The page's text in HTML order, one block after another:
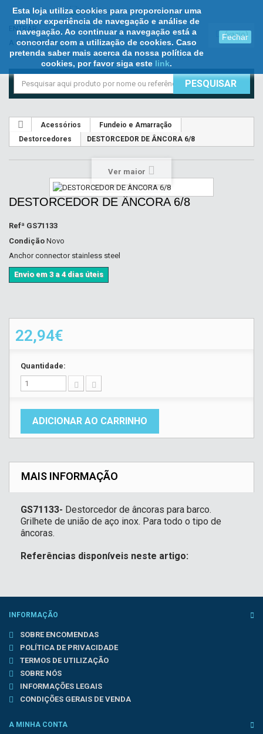
Esta loja utiliza cookies para proporcionar uma
melhor experiência de navegação e análise de
navegação. Ao continuar a navegação está a
concordar com a utilização de cookies. Caso
pretenda saber mais acerca da nossa política de
cookies, por favor siga este link.
Fechar
(vazio)
ENTRAR
A SUA CONTA
PESQUISAR
Acessórios
Fundeio e Amarração
Destorcedores
DESTORCEDOR DE ÂNCORA 6/8
Ver maior
DESTORCEDOR DE ÂNCORA 6/8
Refª GS71133
Condição Novo
Anchor connector stainless steel
Envio em 3 a 4 dias úteis
22,94€
Quantidade:
ADICIONAR AO CARRINHO
MAIS INFORMAÇÃO
GS71133- Destorcedor de âncoras para barco.
Grilhete de união de aço inox. Para todo o tipo de
âncoras.
Referências disponíveis neste artigo:
INFORMAÇÃO
SOBRE ENCOMENDAS
POLÍTICA DE PRIVACIDADE
TERMOS DE UTILIZAÇÃO
SOBRE NÓS
INFORMAÇÕES LEGAIS
CONDIÇÕES GERAIS DE VENDA
A MINHA CONTA